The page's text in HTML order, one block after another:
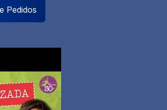
Pedidos